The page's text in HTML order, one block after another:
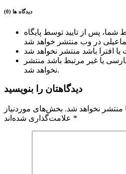
دیدگاه ها (0)
پس از تایید توسط پایگاه
یا غیر مرتبط باشد منتشر
نخواهد شد.
دیدگاهتان را بنویسید
منتشر نخواهد شد. بخش‌های موردنیاز
*